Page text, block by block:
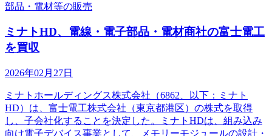
部品・電材等の販売
ミナトHD、電線・電子部品・電材商社の富士電工
を買収
2026年02月27日
ミナトホールディングス株式会社（6862、以下：ミナト
HD）は、富士電工株式会社（東京都港区）の株式を取得
し、子会社化することを決定した。ミナトHDは、組み込み
向け電子デバイス事業として、メモリーモジュールの設計・